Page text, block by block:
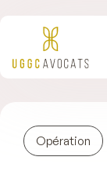
Opération